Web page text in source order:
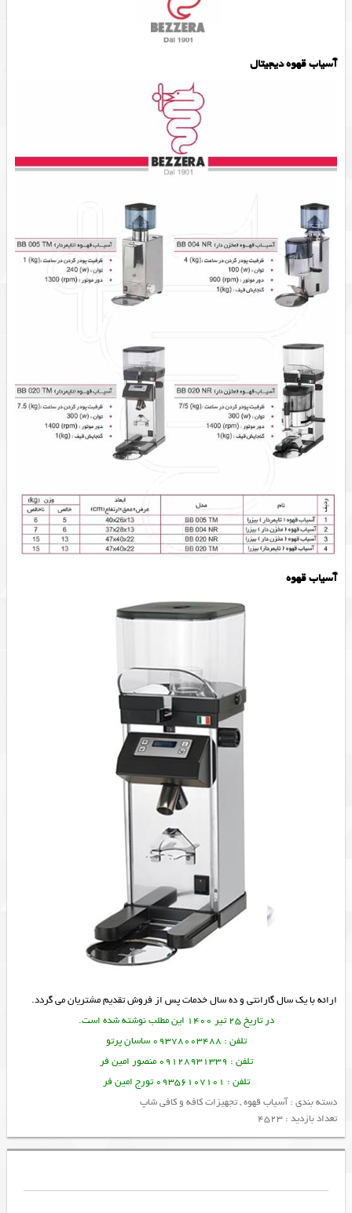
آسیاب قهوه دیجیتال
آسیاب قهوه
ارائه با یک سال گارانتی و ده سال خدمات پس از فروش تقدیم مشتریان می گردد.
در تاریخ 25 تیر 1400 این مطلب نوشته شده است.
تلفن : 09378003488 ساسان پرتو
تلفن : 09128931339 منصور امین فر
تلفن : 09356107101 تورج امین فر
دسته بندی :آسیاب قهوه,تجهیزات کافه و کافی شاپ
تعداد بازدید : 4523